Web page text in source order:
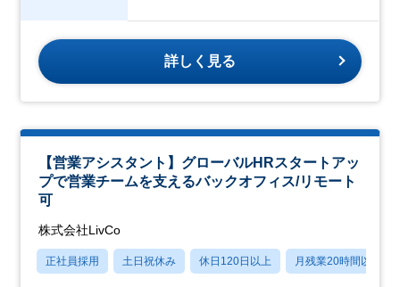
詳しく見る
【営業アシスタント】グローバルHRスタートアッ
プで営業チームを支えるバックオフィス/リモート
可
株式会社LivCo
正社員採用 土日祝休み 休日120日以上 月残業20時間以内